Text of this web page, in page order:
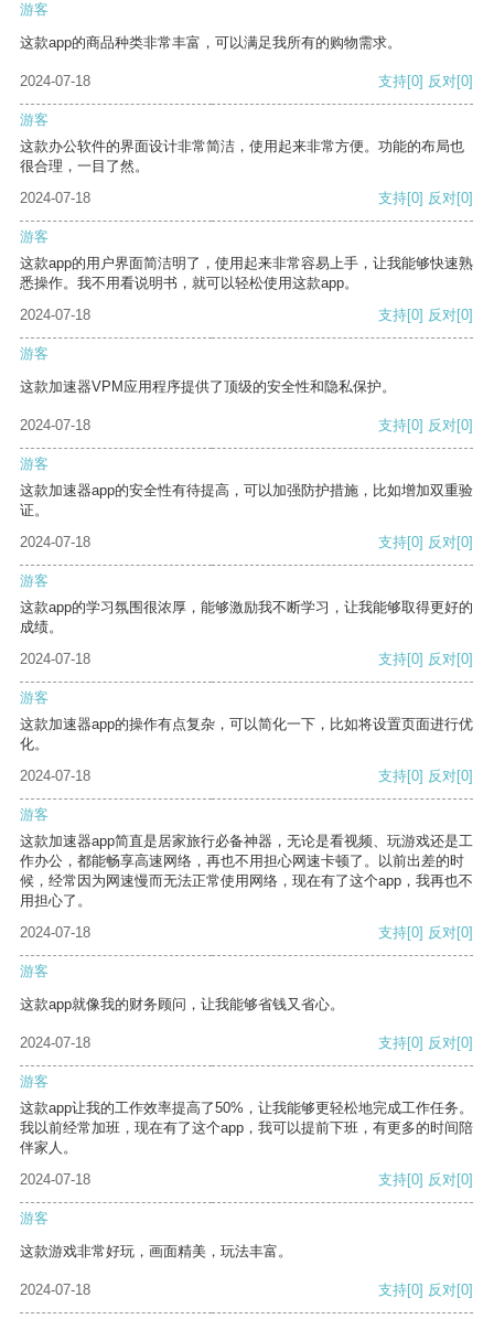
游客
这款app的商品种类非常丰富，可以满足我所有的购物需求。
2024-07-18 支持[0] 反对[0]
游客
这款办公软件的界面设计非常简洁，使用起来非常方便。功能的布局也
很合理，一目了然。
2024-07-18
支持[0] 反对[0]
游客
这款app的用户界面简洁明了，使用起来非常容易上手，让我能够快速熟
悉操作。我不用看说明书，就可以轻松使用这款app。
2024-07-18
支持[0] 反对[0]
游客
这款加速器VPM应用程序提供了顶级的安全性和隐私保护。
2024-07-18 支持[0] 反对[0]
游客
这款加速器app的安全性有待提高，可以加强防护措施，比如增加双重验
证。
2024-07-18
支持[0] 反对[0]
游客
这款app的学习氛围很浓厚，能够激励我不断学习，让我能够取得更好的
成绩。
2024-07-18
支持[0] 反对[0]
游客
这款加速器app的操作有点复杂，可以简化一下，比如将设置页面进行优
化。
2024-07-18
支持[0] 反对[0]
游客
这款加速器app简直是居家旅行必备神器，无论是看视频、玩游戏还是工
作办公，都能畅享高速网络，再也不用担心网速卡顿了。以前出差的时
候，经常因为网速慢而无法正常使用网络，现在有了这个app，我再也不
用担心了。
2024-07-18
支持[0] 反对[0]
游客
这款app就像我的财务顾问，让我能够省钱又省心。
2024-07-18 支持[0] 反对[0]
游客
这款app让我的工作效率提高了50%，让我能够更轻松地完成工作任务。
我以前经常加班，现在有了这个app，我可以提前下班，有更多的时间陪
伴家人。
2024-07-18
支持[0] 反对[0]
游客
这款游戏非常好玩，画面精美，玩法丰富。
2024-07-18 支持[0] 反对[0]